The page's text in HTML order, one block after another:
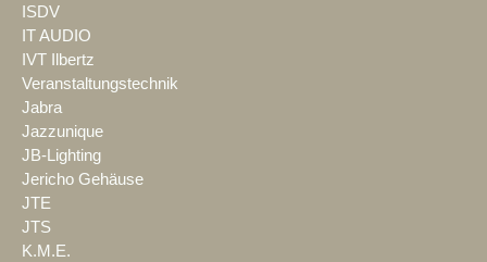
ISDV
IT AUDIO
IVT Ilbertz
Veranstaltungstechnik
Jabra
Jazzunique
JB-Lighting
Jericho Gehäuse
JTE
JTS
K.M.E.